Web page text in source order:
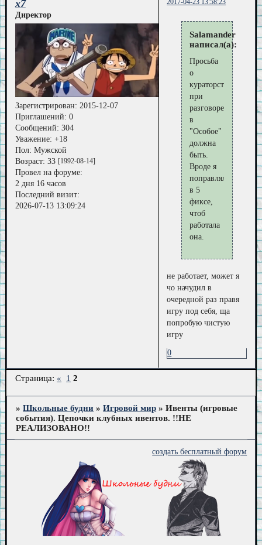
2017-04-23 13:58:23
x7
Директор
Зарегистрирован: 2015-12-07
Приглашений: 0
Сообщений: 304
Уважение: +18
Пол: Мужской
Возраст: 33 [1992-08-14]
Провел на форуме:
2 дня 16 часов
Последний визит:
2026-07-13 13:09:24
Salamander
написал(а):
Просьба
о
кураторстве
при
разговоре
в
"Особое"
должна
быть.
Вроде я
поправлял
в 5
фиксе,
чтоб
работала
она.
не работает, может я
чо начудил в
очередной раз правя
игру под себя, ща
попробую чистую
игру
0
Страница: « 1 2
»Школьные будни »Игровой мир »Ивенты (игровые
события). Цепочки клубных ивентов. !!НЕ
РЕАЛИЗОВАНО!!
создать бесплатный форум